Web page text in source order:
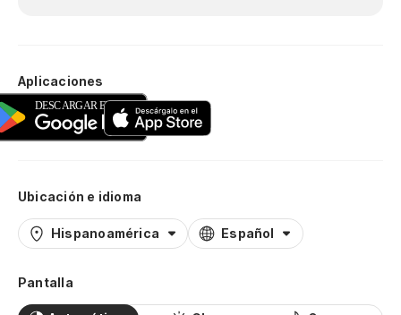
Aplicaciones
Ubicación e idioma
Hispanoamérica Español
Pantalla